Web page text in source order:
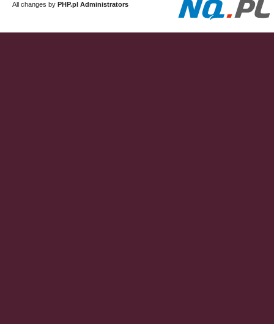
All changes by PHP.pl Administrators